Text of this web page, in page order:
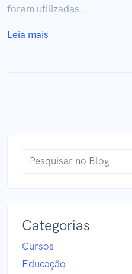
foram utilizadas…
Leia mais
Categorias
Cursos
Educação